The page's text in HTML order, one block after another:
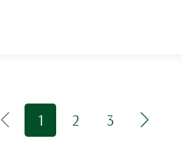
1 2 3